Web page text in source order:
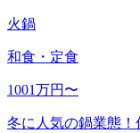
火鍋
和食・定食
1001万円〜
冬に人気の鍋業態！